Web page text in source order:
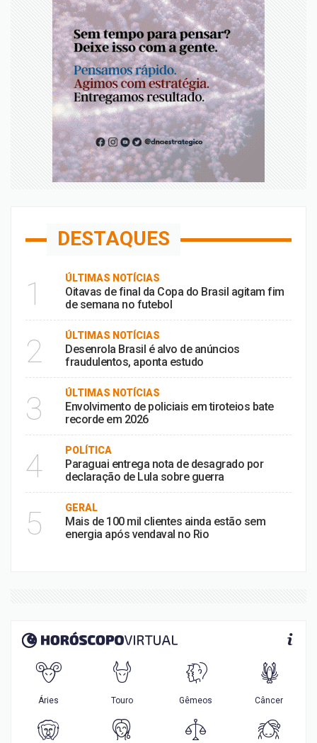
DESTAQUES
1 ÚLTIMAS NOTÍCIAS
Oitavas de final da Copa do Brasil agitam fim
de semana no futebol
2 ÚLTIMAS NOTÍCIAS
Desenrola Brasil é alvo de anúncios
fraudulentos, aponta estudo
3 ÚLTIMAS NOTÍCIAS
Envolvimento de policiais em tiroteios bate
recorde em 2026
4 POLÍTICA
Paraguai entrega nota de desagrado por
declaração de Lula sobre guerra
5 GERAL
Mais de 100 mil clientes ainda estão sem
energia após vendaval no Rio